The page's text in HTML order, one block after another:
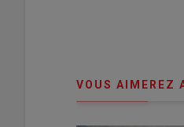
VOUS AIMEREZ